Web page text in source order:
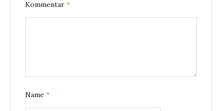
Kommentar *
Name *